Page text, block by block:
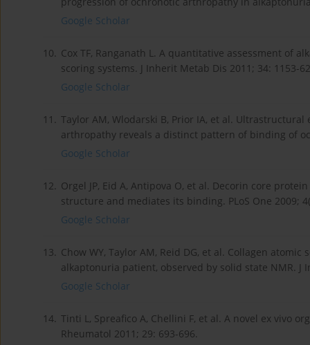
Google Scholar
10. Cox TF, Ranganath L. A quantitative assessment of
scoring systems. J Inherit Metab Dis 2011; 34: 1153-
Google Scholar
11. Taylor AM, Wlodarski B, Prior IA, et al.
arthropathy reveals a distinct pattern of binding of
Google Scholar
12. Orgel JP, Eid A, Antipova O, et al. Decorin core
structure and mediates its binding. PLoS One 2009;
Google Scholar
13. Chow WY, Taylor AM, Reid DG, et al. Collagen
alkaptonuria patient, observed by solid state NMR. J
Google Scholar
14. Tinti L, Spreafico A, Chellini F, et al. A novel ex vivo
Rheumatol 2011; 29: 693-696.